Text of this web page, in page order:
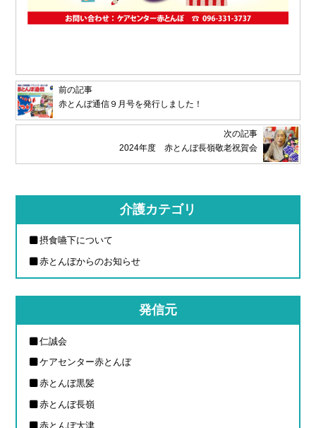
前の記事
赤とんぼ通信９月号を発行しました！
次の記事
2024年度 赤とんぼ長嶺敬老祝賀会
介護カテゴリ
摂食嚥下について
赤とんぼからのお知らせ
発信元
仁誠会
ケアセンター赤とんぼ
赤とんぼ黒髪
赤とんぼ長嶺
赤とんぼ大津